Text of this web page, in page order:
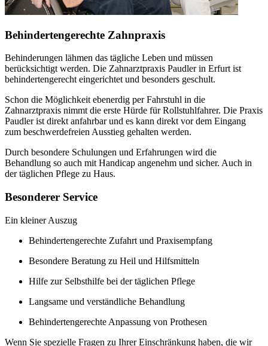
Behindertengerechte Zahnpraxis
Behinderungen lähmen das tägliche Leben und müssen
berücksichtigt werden. Die Zahnarztpraxis Paudler in Erfurt ist
behindertengerecht eingerichtet und besonders geschult.
Schon die Möglichkeit ebenerdig per Fahrstuhl in die
Zahnarztpraxis nimmt die erste Hürde für Rollstuhlfahrer. Die Praxis
Paudler ist direkt anfahrbar und es kann direkt vor dem Eingang
zum beschwerdefreien Ausstieg gehalten werden.
Durch besondere Schulungen und Erfahrungen wird die
Behandlung so auch mit Handicap angenehm und sicher. Auch in
der täglichen Pflege zu Haus.
Besonderer Service
Ein kleiner Auszug
Behindertengerechte Zufahrt und Praxisempfang
Besondere Beratung zu Heil und Hilfsmitteln
Hilfe zur Selbsthilfe bei der täglichen Pflege
Langsame und verständliche Behandlung
Behindertengerechte Anpassung von Prothesen
Wenn Sie spezielle Fragen zu Ihrer Einschränkung haben, die wir